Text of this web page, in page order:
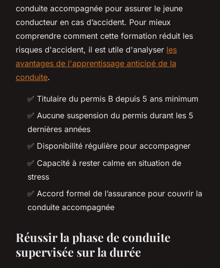
conduite accompagnée pour assurer le jeune
conducteur en cas d’accident. Pour mieux
comprendre comment cette formation réduit les
risques d'accident, il est utile d'analyser les
avantages de l'apprentissage anticipé de la
conduite.
✅ Titulaire du permis B depuis 5 ans minimum
✅ Aucune suspension du permis durant les 5
dernières années
✅ Disponibilité régulière pour accompagner
✅ Capacité à rester calme en situation de
stress
✅ Accord formel de l’assurance pour couvrir la
conduite accompagnée
Réussir la phase de conduite
supervisée sur la durée